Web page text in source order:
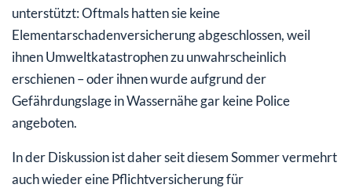
unterstützt: Oftmals hatten sie keine
Elementarschadenversicherung abgeschlossen, weil
ihnen Umweltkatastrophen zu unwahrscheinlich
erschienen – oder ihnen wurde aufgrund der
Gefährdungslage in Wassernähe gar keine Police
angeboten.
In der Diskussion ist daher seit diesem Sommer vermehrt
auch wieder eine Pflichtversicherung für